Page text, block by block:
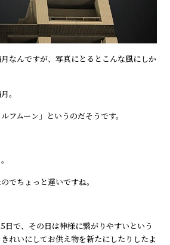
なんですが、写真にとるとこんな風にしか
。
フムーン」というのだそうです。
でちょっと遅いですね。
日で、その日は神様に繋がりやすいという
れいにしてお供え物を新たにしたりしたよ